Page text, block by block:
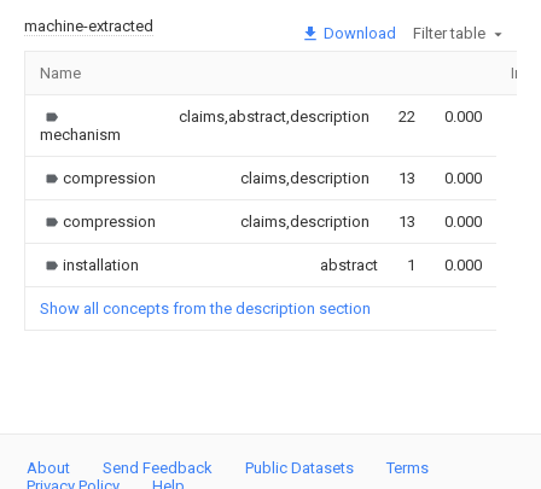
machine-extracted Download Filter table
Name
mechanism
claims,abstract,description 22 0.000
compression claims,description 13 0.000
compression claims,description 13 0.000
installation abstract 1 0.000
Show all concepts from the description section
About Send Feedback Public Datasets
Terms